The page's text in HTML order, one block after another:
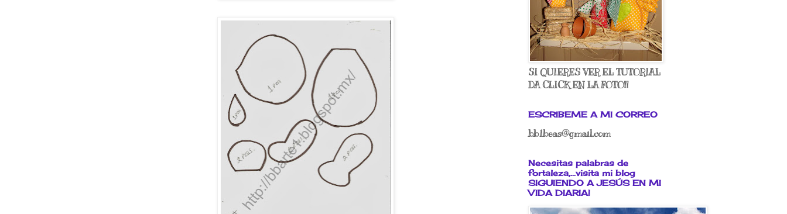
SI QUIERES VER EL TUTORIAL
DA CLICK EN LA FOTO!!
ESCRIBEME A MI CORREO
bb1beas@gmail.com
Necesitas palabras de
fortaleza,...visita mi blog
SIGUIENDO A JESÚS EN MI
VIDA DIARIA!